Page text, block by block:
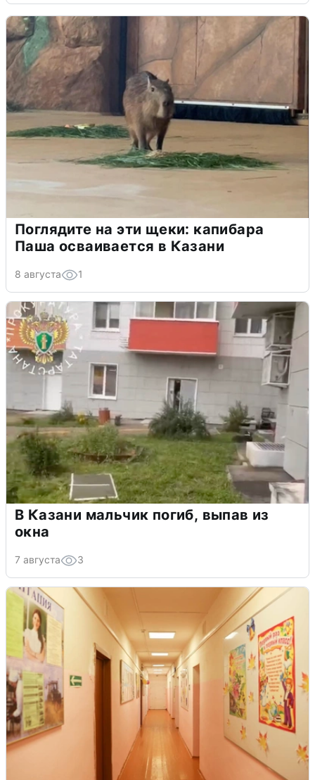
Поглядите на эти щеки: капибара
Паша осваивается в Казани
8 августа 1
В Казани мальчик погиб, выпав из
окна
7 августа 3